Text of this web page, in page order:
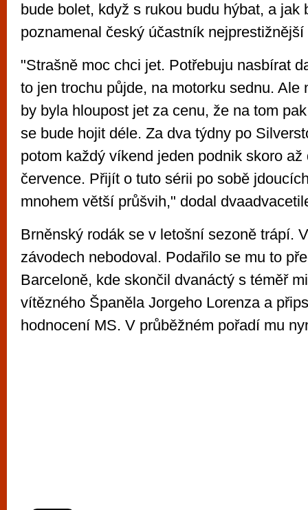
bude bolet, když s rukou budu hýbat, a jak
poznamenal český účastník nejprestižnější
"Strašně moc chci jet. Potřebuju nasbírat
to jen trochu půjde, na motorku sednu. Ale
by byla hloupost jet za cenu, že na tom
se bude hojit déle. Za dva týdny po
potom každý víkend jeden podnik skoro až
července. Přijít o tuto sérii po sobě
mnohem větší průšvih," dodal
Brněnský rodák se v letošní sezoně trápí.
závodech nebodoval. Podařilo se mu to
Barceloně, kde skončil dvanáctý s téměř
vítězného Španěla Jorgeho Lorenza a
hodnocení MS. V průběžném pořadí mu